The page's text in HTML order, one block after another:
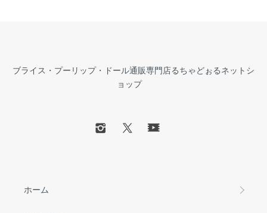
ブライス・プーリップ・ドール通販専門店るちゃどぉるネットシ
ョップ
ホーム